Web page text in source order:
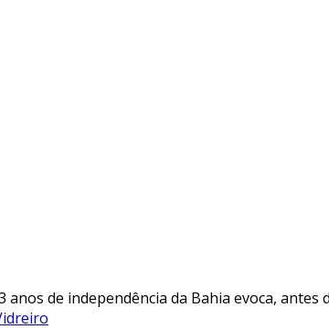
anos de independência da Bahia evoca, antes